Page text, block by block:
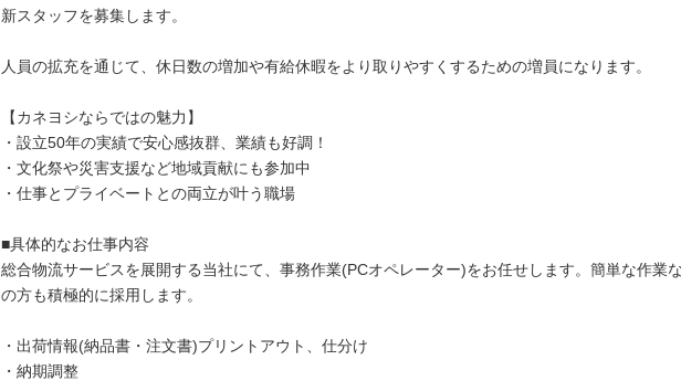
新スタッフを募集します。
人員の拡充を通じて、休日数の増加や有給休暇をより取りやすくするための増員になります。
【カネヨシならではの魅力】
・設立50年の実績で安心感抜群、業績も好調！
・文化祭や災害支援など地域貢献にも参加中
・仕事とプライベートとの両立が叶う職場
■具体的なお仕事内容
総合物流サービスを展開する当社にて、事務作業(PCオペレーター)をお任せします。簡単な作業
の方も積極的に採用します。
・出荷情報(納品書・注文書)プリントアウト、仕分け
・納期調整